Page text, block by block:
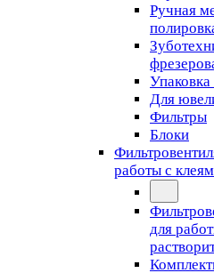
Ручная
Для
Фильтры
Блоки
работы с
для